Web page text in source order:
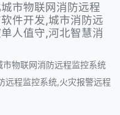
市物联网消防远程
件开发,城市消防远
人值守,河北智慧消
物联网消防远程监控系统
远程监控系统,火灾报警远程